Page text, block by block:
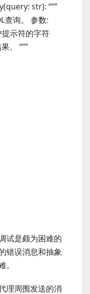
str): “””
查询。 参数:
示符的字符
。 “””
试是颇为困难的
错误消息和抽象
理周围发送的消